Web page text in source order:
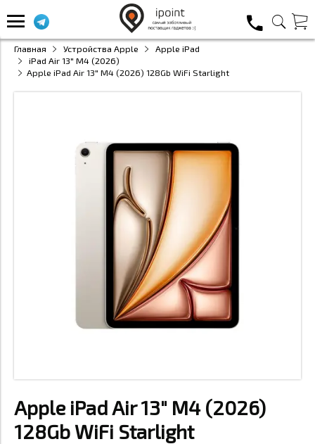
Главная Устройства Apple
Apple iPad
iPad Air 13" M4 (2026)
Apple iPad Air 13" M4 (2026) 128Gb WiFi Starlight
Apple iPad Air 13" M4 (2026)
128Gb WiFi Starlight